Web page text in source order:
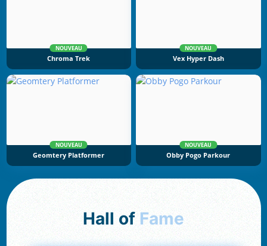
NOUVEAU
Chroma Trek
NOUVEAU
Vex Hyper Dash
NOUVEAU
Geomtery Platformer
NOUVEAU
Obby Pogo Parkour
Hall of Fame